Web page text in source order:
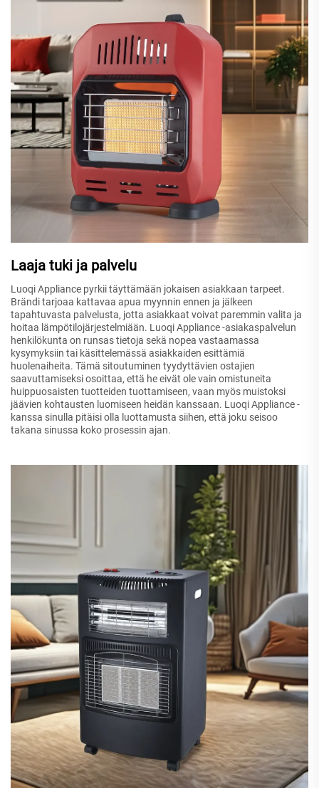
Laaja tuki ja palvelu
Luoqi Appliance pyrkii täyttämään jokaisen asiakkaan tarpeet.
Brändi tarjoaa kattavaa apua myynnin ennen ja jälkeen
tapahtuvasta palvelusta, jotta asiakkaat voivat paremmin valita ja
hoitaa lämpötilojärjestelmiään. Luoqi Appliance -asiakaspalvelun
henkilökunta on runsas tietoja sekä nopea vastaamassa
kysymyksiin tai käsittelemässä asiakkaiden esittämiä
huolenaiheita. Tämä sitoutuminen tyydyttävien ostajien
saavuttamiseksi osoittaa, että he eivät ole vain omistuneita
huippuosaisten tuotteiden tuottamiseen, vaan myös muistoksi
jäävien kohtausten luomiseen heidän kanssaan. Luoqi Appliance -
kanssa sinulla pitäisi olla luottamusta siihen, että joku seisoo
takana sinussa koko prosessin ajan.